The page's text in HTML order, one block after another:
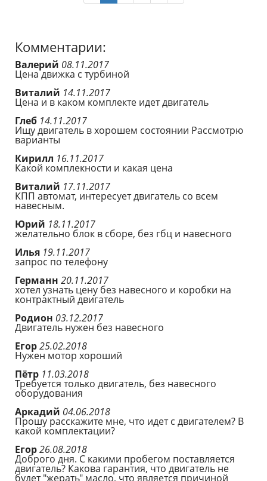
Комментарии:
Валерий 08.11.2017
Цена движка с турбиной
Виталий 14.11.2017
Цена и в каком комплекте идет двигатель
Глеб 14.11.2017
Ищу двигатель в хорошем состоянии Рассмотрю
варианты
Кирилл 16.11.2017
Какой комплекности и какая цена
Виталий 17.11.2017
КПП автомат, интересует двигатель со всем
навесным.
Юрий 18.11.2017
желательно блок в сборе, без гбц и навесного
Илья 19.11.2017
запрос по телефону
Германн 20.11.2017
хотел узнать цену без навесного и коробки на
контрактный двигатель
Родион 03.12.2017
Двигатель нужен без навесного
Егор25.02.2018
Нужен мотор хороший
Пётр 11.03.2018
Требуется только двигатель, без навесного
оборудования
Аркадий 04.06.2018
Прошу расскажите мне, что идет с двигателем? В
какой комплектации?
Егор26.08.2018
Доброго дня. С какими пробегом поставляется
двигатель? Какова гарантия, что двигатель не
будет "жерать" масло, что является причиной